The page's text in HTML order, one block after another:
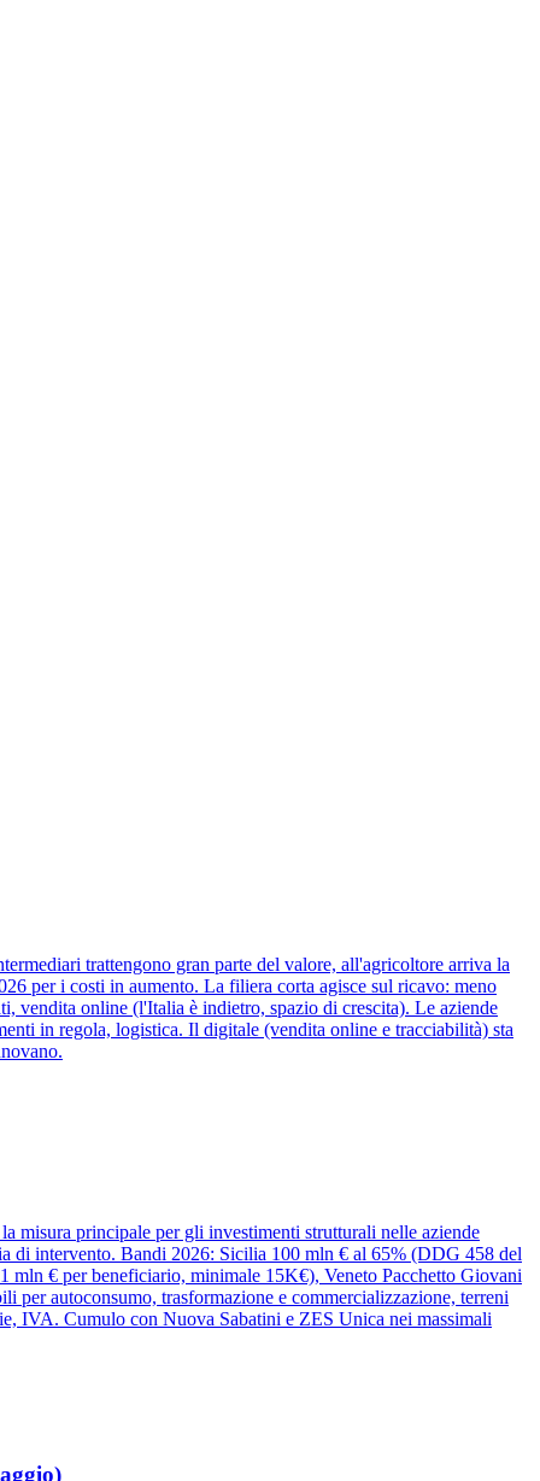
trattengono gran parte del valore, all'agricoltore arriva la
per i costi in aumento. La filiera corta agisce sul ricavo: meno
vendita online (l'Italia è indietro, spazio di crescita). Le aziende
in regola, logistica. Il digitale (vendita online e tracciabilità) sta
misura principale per gli investimenti strutturali nelle aziende
di intervento. Bandi 2026: Sicilia 100 mln € al 65% (DDG 458 del
mln € per beneficiario, minimale 15K€), Veneto Pacchetto Giovani
autoconsumo, trasformazione e commercializzazione, terreni
IVA. Cumulo con Nuova Sabatini e ZES Unica nei massimali